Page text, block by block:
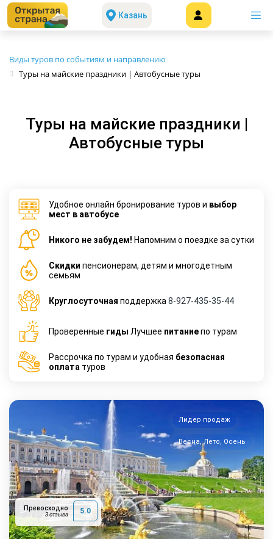
Казань
Виды туров по событиям и направлению
Туры на майские праздники | Автобусные туры
Туры на майские праздники |
Автобусные туры
Удобное онлайн бронирование туров и выбор
мест в автобусе
Никого не забудем! Напомним о поездке за сутки
Cкидки пенсионерам, детям и многодетным
семьям
Круглосуточная поддержка 8-927-435-35-44
Проверенные гиды Лучшее питаниепо турам
Рассрочка по турам и удобная безопасная
оплата туров
Превосходно
3 отзыва 5.0
Лидер продаж
Весна, Лето, Осень